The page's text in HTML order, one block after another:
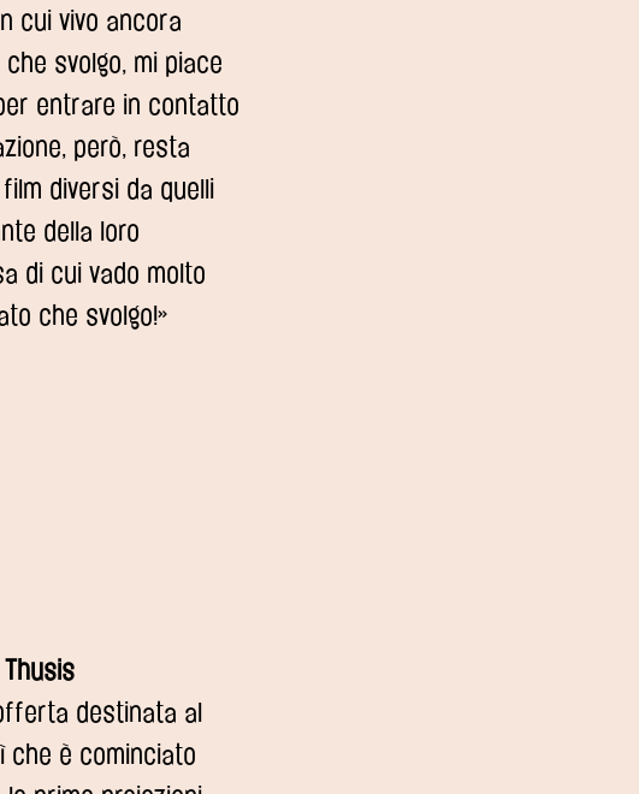
cui vivo ancora
svolgo, mi piace
entrare in contatto
però, resta
diversi da quelli
della loro
di cui vado molto
che svolgo!»
destinata al
che è cominciato